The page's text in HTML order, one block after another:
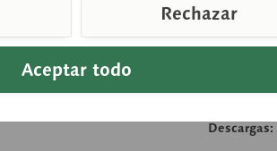
Número
Peso (en
Descargas:
Aceptar todo
Rechazar